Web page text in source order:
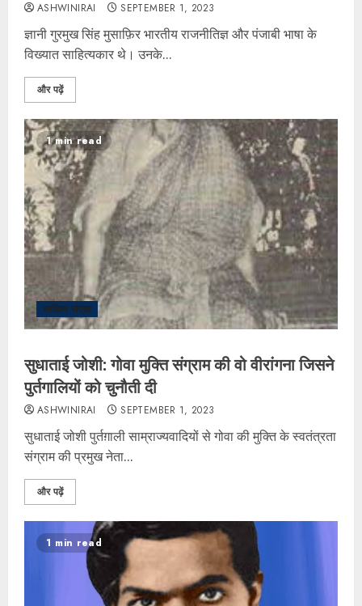
ASHWINIRAI SEPTEMBER 1, 2023
ज्ञानी गुरमुख सिंह मुसाफ़िर भारतीय राजनीतिज्ञ और पंजाबी भाषा के
विख्यात साहित्यकार थे। उनके...
और पढ़ें
1 min read
साहित्य संग्रह
सुधाताई जोशी: गोवा मुक्ति संग्राम की वो वीरांगना जिसने
पुर्तगालियों को चुनौती दी
ASHWINIRAI SEPTEMBER 1, 2023
सुधाताई जोशी पुर्तग़ाली साम्राज्यवादियों से गोवा की मुक्ति के स्वतंत्रता
संग्राम की प्रमुख नेता...
और पढ़ें
1 min read